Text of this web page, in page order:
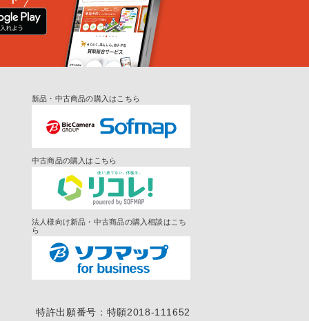
新品・中古商品の購入はこちら
中古商品の購入はこちら
法人様向け新品・中古商品の購入相談はこち
ら
特許出願番号：特願2018-111652